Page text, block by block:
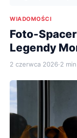
WIADOMOŚCI
Foto-
Legendy
2 czerwca 2026·2